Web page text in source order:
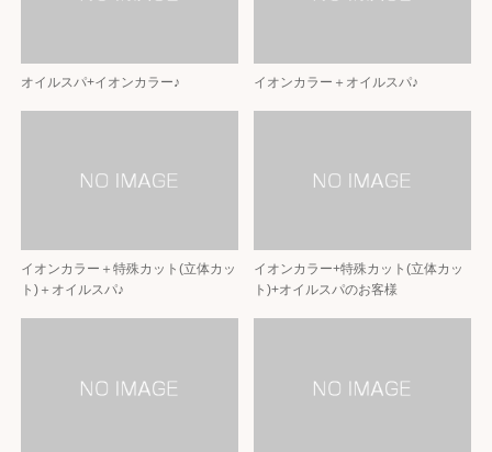
オイルスパ+イオンカラー♪ イオンカラー＋オイルスパ♪
イオンカラー＋特殊カット(立体カッ
ト)＋オイルスパ♪
イオンカラー+特殊カット(立体カッ
ト)+オイルスパのお客様